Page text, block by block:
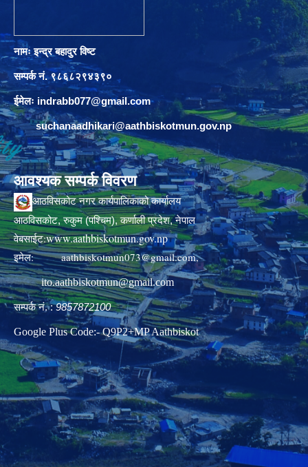
नामः इन्द्र बहादुर विष्ट
सम्पर्क नं. ९८६८२९४३९०
ईमेलः indrabb077@gmail.com
suchanaadhikari@aathbiskotmun.gov.np
आवश्यक सम्पर्क विवरण
आठविसकोट नगर कार्यपालिकाको कार्यालय
आठविसकोट, रुकुम (पश्चिम), कर्णाली प्रदेश, नेपाल
वेबसाईट:www.aathbiskotmun.gov.np
इमेल:aathbiskotmun073@gmail.com,
ito.aathbiskotmun@gmail.com
सम्पर्क नं. :9857872100
Google Plus Code:- Q9P2+MP Aathbiskot